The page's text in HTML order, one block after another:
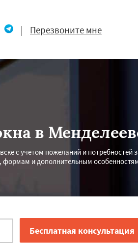
| Перезвоните мне
в
с учетом пожеланий и
и дополнительным